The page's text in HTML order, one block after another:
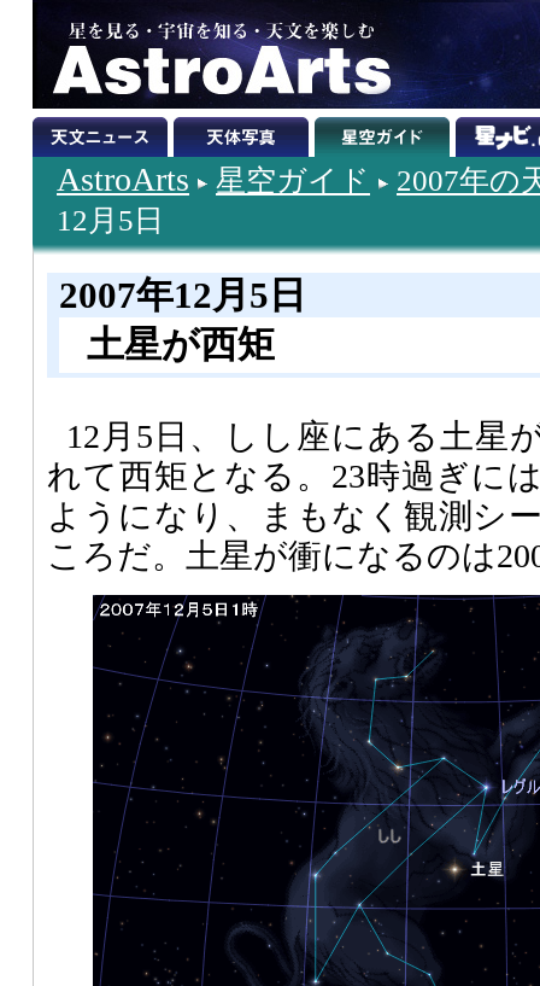
AstroArts 星空ガイド
2007年の
12月5日
2007年12月5日
土星が西矩
12月5日、しし座にある土星
れて西矩となる。23時過ぎに
ようになり、まもなく観測シ
ころだ。土星が衝になるのは